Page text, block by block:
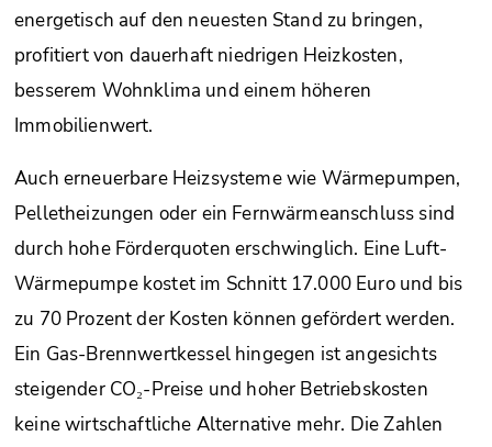
energetisch auf den neuesten Stand zu bringen,
profitiert von dauerhaft niedrigen Heizkosten,
besserem Wohnklima und einem höheren
Immobilienwert.
Auch erneuerbare Heizsysteme wie Wärmepumpen,
Pelletheizungen oder ein Fernwärmeanschluss sind
durch hohe Förderquoten erschwinglich. Eine Luft-
Wärmepumpe kostet im Schnitt 17.000 Euro und bis
zu 70 Prozent der Kosten können gefördert werden.
Ein Gas-Brennwertkessel hingegen ist angesichts
steigender CO₂-Preise und hoher Betriebskosten
keine wirtschaftliche Alternative mehr. Die Zahlen